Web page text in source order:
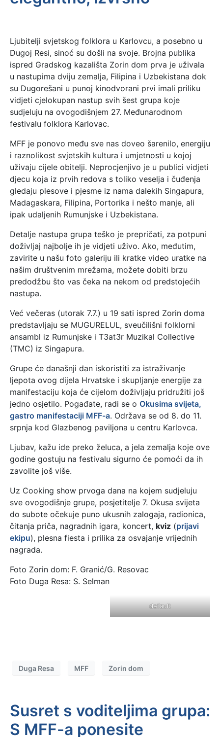
Ljubitelji svjetskog folklora u Karlovcu, a posebno u
Dugoj Resi, sinoć su došli na svoje. Brojna publika
ispred Gradskog kazališta Zorin dom prva je uživala
u nastupima dviju zemalja, Filipina i Uzbekistana dok
su Dugorešani u punoj kinodvorani prvi imali priliku
vidjeti cjelokupan nastup svih šest grupa koje
sudjeluju na ovogodišnjem 27. Međunarodnom
festivalu folklora Karlovac.
MFF je ponovo među sve nas doveo šarenilo, energiju
i raznolikost svjetskih kultura i umjetnosti u kojoj
uživaju cijele obitelji. Neprocjenjivo je u publici vidjeti
djecu koja iz prvih redova s toliko veselja i čuđenja
gledaju plesove i pjesme iz nama dalekih Singapura,
Madagaskara, Filipina, Portorika i nešto manje, ali
ipak udaljenih Rumunjske i Uzbekistana.
Detalje nastupa grupa teško je prepričati, za potpuni
doživljaj najbolje ih je vidjeti uživo. Ako, međutim,
zavirite u našu foto galeriju ili kratke video uratke na
našim društvenim mrežama, možete dobiti brzu
predodžbu što vas čeka na nekom od predstojećih
nastupa.
Već večeras (utorak 7.7.) u 19 sati ispred Zorin doma
predstavljaju se MUGURELUL, sveučilišni folklorni
ansambl iz Rumunjske i T3at3r Muzikal Collective
(TMC) iz Singapura.
Grupe će današnji dan iskoristiti za istraživanje
ljepota ovog dijela Hrvatske i skupljanje energije za
manifestaciju koja će cijelom doživljaju pridružiti još
jedno osjetilo. Pogađate, radi se o Okusima svijeta,
gastro manifestaciji MFF-a. Održava se od 8. do 11.
srpnja kod Glazbenog paviljona u centru Karlovca.
Ljubav, kažu ide preko želuca, a jela zemalja koje ove
godine gostuju na festivalu sigurno će pomoći da ih
zavolite još više.
Uz Cooking show prvoga dana na kojem sudjeluju
sve ovogodišnje grupe, posjetitelje 7. Okusa svijeta
do subote očekuje puno ukusnih zalogaja, radionica,
čitanja priča, nagradnih igara, koncert, kviz (prijavi
ekipu), plesna fiesta i prilika za osvajanje vrijednih
nagrada.
Foto Zorin dom: F. Granić/G. Resovac
Foto Duga Resa: S. Selman
default
Duga Resa MFF Zorin dom
Susret s voditeljima grupa:
S MFF-a ponesite